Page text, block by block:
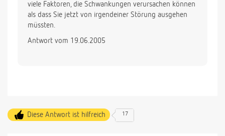
viele Faktoren, die Schwankungen verursachen können
als dass Sie jetzt von irgendeiner Störung ausgehen
müssten.
Antwort vom 19.06.2005
Diese Antwort ist hilfreich 17